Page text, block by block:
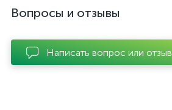
Вопросы и отзывы
Написать вопрос или отзыв